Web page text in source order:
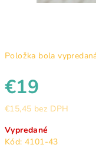
Položka bola
€19
€15,45 bez DPH
cena:
Vypredané
Kód: 4101-43